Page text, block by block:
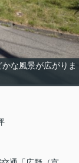
な風景が広がりま